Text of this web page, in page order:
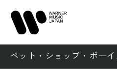
ペット・ショップ・ボー